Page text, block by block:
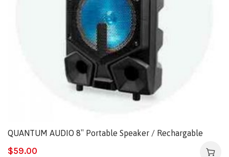
QUANTUM AUDIO 8″ Portable Speaker / Rechargable
$59.00